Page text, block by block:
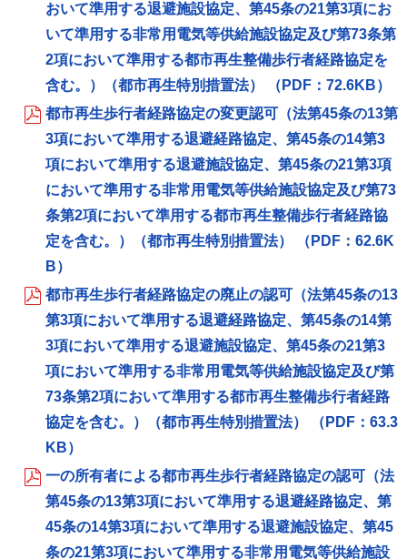
おいて準用する退避施設協定、第45条の21第3項にお
いて準用する非常用電気等供給施設協定及び第73条第
2項において準用する都市再生整備歩行者経路協定を
含む。）（都市再生特別措置法） （PDF：72.6KB）
都市再生歩行者経路協定の変更認可（法第45条の13第
3項において準用する退避経路協定、第45条の14第3
項において準用する退避施設協定、第45条の21第3項
において準用する非常用電気等供給施設協定及び第73
条第2項において準用する都市再生整備歩行者経路協
定を含む。）（都市再生特別措置法） （PDF：62.6K
B）
都市再生歩行者経路協定の廃止の認可（法第45条の13
第3項において準用する退避経路協定、第45条の14第
3項において準用する退避施設協定、第45条の21第3
項において準用する非常用電気等供給施設協定及び第
73条第2項において準用する都市再生整備歩行者経路
協定を含む。）（都市再生特別措置法） （PDF：63.3
KB）
一の所有者による都市再生歩行者経路協定の認可（法
第45条の13第3項において準用する退避経路協定、第
45条の14第3項において準用する退避施設協定、第45
条の21第3項において準用する非常用電気等供給施設